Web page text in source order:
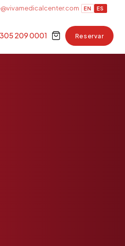
EN ES
305 209 0001 Reservar